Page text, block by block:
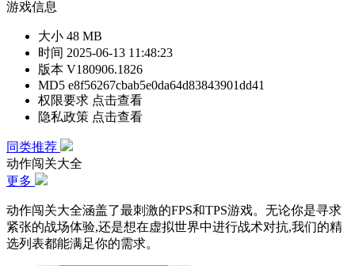
游戏信息
大小 48 MB
时间 2025-06-13 11:48:23
版本 V180906.1826
MD5 e8f56267cbab5e0da64d83843901dd41
权限要求 点击查看
隐私政策 点击查看
同类推荐
动作闯关大全
更多
动作闯关大全涵盖了最刺激的FPS和TPS游戏。无论你是寻求
紧张的战场体验,还是想在虚拟世界中进行战术对抗,我们的精
选列表都能满足你的需求。